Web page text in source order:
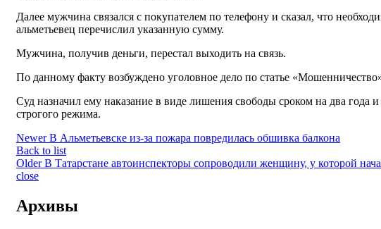
Далее мужчина связался с покупателем по телефону и сказал, что
альметьевец перечислил указанную сумму.
Мужчина, получив деньги, перестал выходить на связь.
По данному факту возбуждено уголовное дело по статье
Суд назначил ему наказание в виде лишения свободы сроком на два года
строгого режима.
Newer В Альметьевске из-за пожара повредилась обшивка балкона
Back to list
Older В Татарстане автоинспекторы сопроводили женщину, у которой
close
Архивы